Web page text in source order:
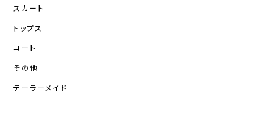
スカート
トップス
コート
その他
テーラーメイド